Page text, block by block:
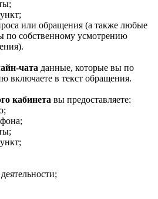
или обращения (а также любые
по собственному усмотрению
чата данные, которые вы по
включаете в текст обращения.
кабинета вы предоставляете: